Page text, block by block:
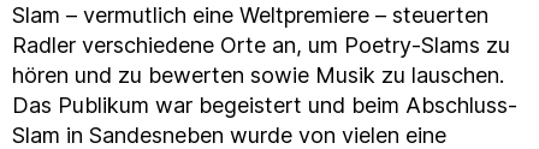
Slam – vermutlich eine Weltpremiere – steuerten
Radler verschiedene Orte an, um Poetry-Slams zu
hören und zu bewerten sowie Musik zu lauschen.
Das Publikum war begeistert und beim Abschluss-
Slam in Sandesneben wurde von vielen eine